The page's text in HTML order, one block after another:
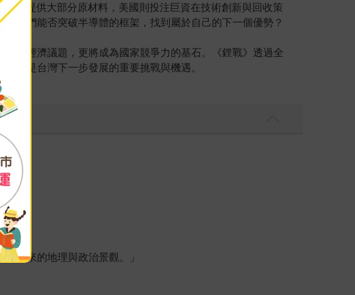
利提供大部分原材料，美國則投注巨資在技術創新與回收策
我們能否突破半導體的框架，找到屬於自己的下一個優勢？
是經濟議題，更將成為國家競爭力的基石。《鋰戰》透過全
也是台灣下一步發展的重要挑戰與機遇。
未來的地理與政治景觀。」